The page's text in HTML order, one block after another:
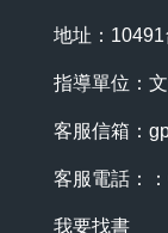
地址：
指導單位：
客服信箱：
客服電話：
我要找書